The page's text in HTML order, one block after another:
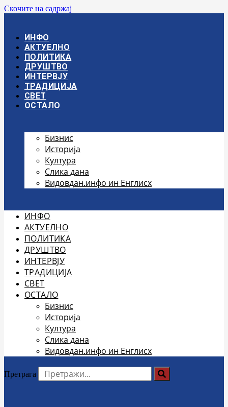
Скочите на садржај
ИНФО
АКТУЕЛНО
ПОЛИТИКА
ДРУШТВО
ИНТЕРВЈУ
ТРАДИЦИЈА
СВЕТ
ОСТАЛО
Бизнис
Историја
Култура
Слика дана
Видовдан.инфо ин Енглисх
ИНФО
АКТУЕЛНО
ПОЛИТИКА
ДРУШТВО
ИНТЕРВЈУ
ТРАДИЦИЈА
СВЕТ
ОСТАЛО
Бизнис
Историја
Култура
Слика дана
Видовдан.инфо ин Енглисх
Претрага